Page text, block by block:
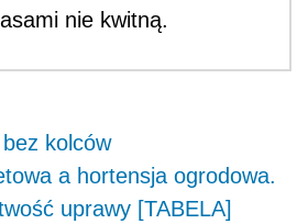
nie kwitną.
kolców
a hortensja ogrodowa.
uprawy [TABELA]